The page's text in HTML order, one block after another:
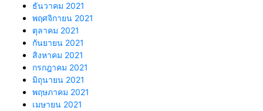
ธันวาคม 2021
พฤศจิกายน 2021
ตุลาคม 2021
กันยายน 2021
สิงหาคม 2021
กรกฎาคม 2021
มิถุนายน 2021
พฤษภาคม 2021
เมษายน 2021